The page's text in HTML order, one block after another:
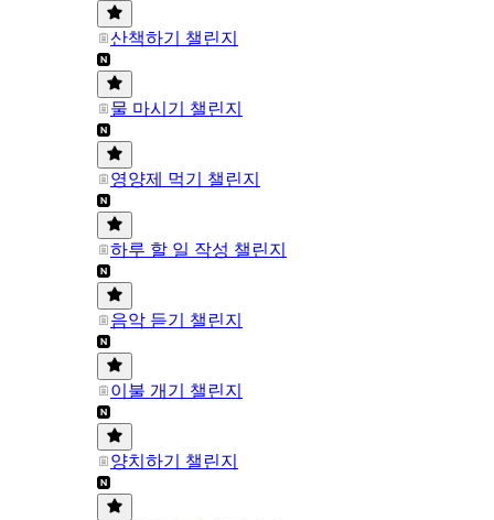
산책하기 챌린지
물 마시기 챌린지
영양제 먹기 챌린지
하루 할 일 작성 챌린지
음악 듣기 챌린지
이불 개기 챌린지
양치하기 챌린지